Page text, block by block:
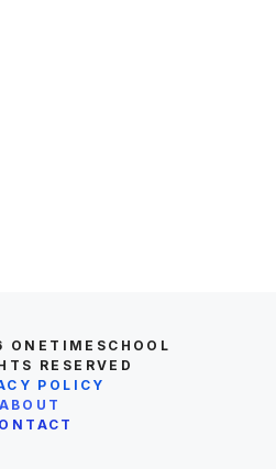
ONETIMESCHOOL
RESERVED
POLICY
ABOUT